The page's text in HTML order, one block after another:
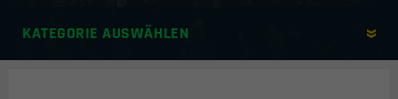
KATEGORIE AUSWÄHLEN